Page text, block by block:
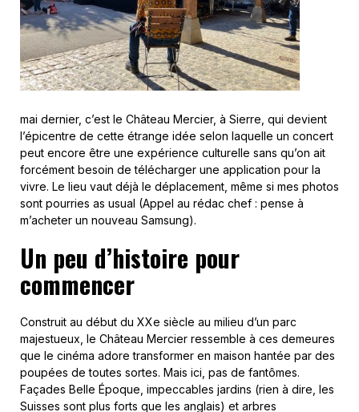
mai dernier, c’est le Château Mercier, à Sierre, qui devient
l’épicentre de cette étrange idée selon laquelle un concert
peut encore être une expérience culturelle sans qu’on ait
forcément besoin de télécharger une application pour la
vivre. Le lieu vaut déjà le déplacement, même si mes photos
sont pourries as usual (Appel au rédac chef : pense à
m’acheter un nouveau Samsung).
Un peu d’histoire pour
commencer
Construit au début du XXe siècle au milieu d’un parc
majestueux, le Château Mercier ressemble à ces demeures
que le cinéma adore transformer en maison hantée par des
poupées de toutes sortes. Mais ici, pas de fantômes.
Façades Belle Époque, impeccables jardins (rien à dire, les
Suisses sont plus forts que les anglais) et arbres